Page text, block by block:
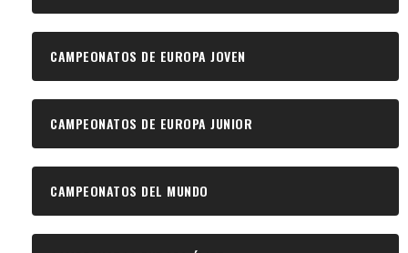
CAMPEONATOS DE EUROPA JOVEN
CAMPEONATOS DE EUROPA JUNIOR
CAMPEONATOS DEL MUNDO